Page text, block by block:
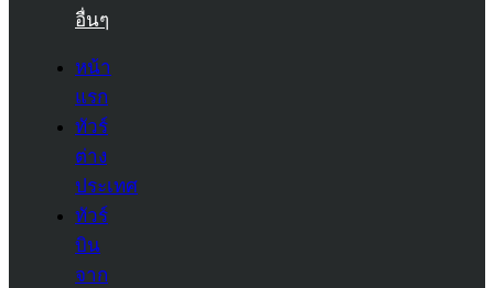
อื่นๆ
หน้า
แรก
ทัวร์
ต่าง
ประเทศ
ทัวร์
บิน
จาก